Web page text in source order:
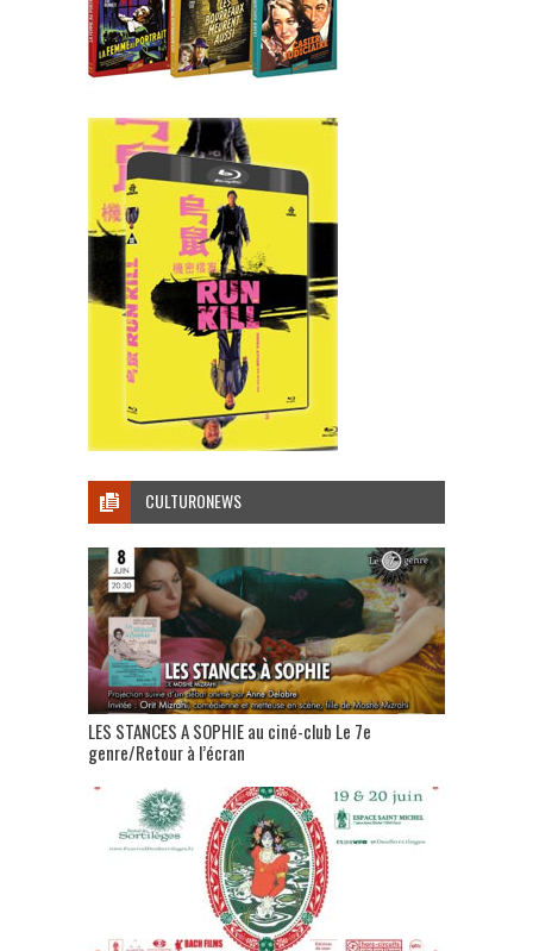
CULTURONEWS
LES STANCES A SOPHIE au ciné-club Le 7e
genre/Retour à l’écran